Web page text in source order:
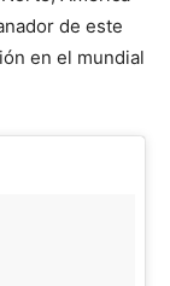
de este
en el mundial